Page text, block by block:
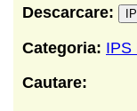
Descarcare:
Categoria: IPS
Cautare: